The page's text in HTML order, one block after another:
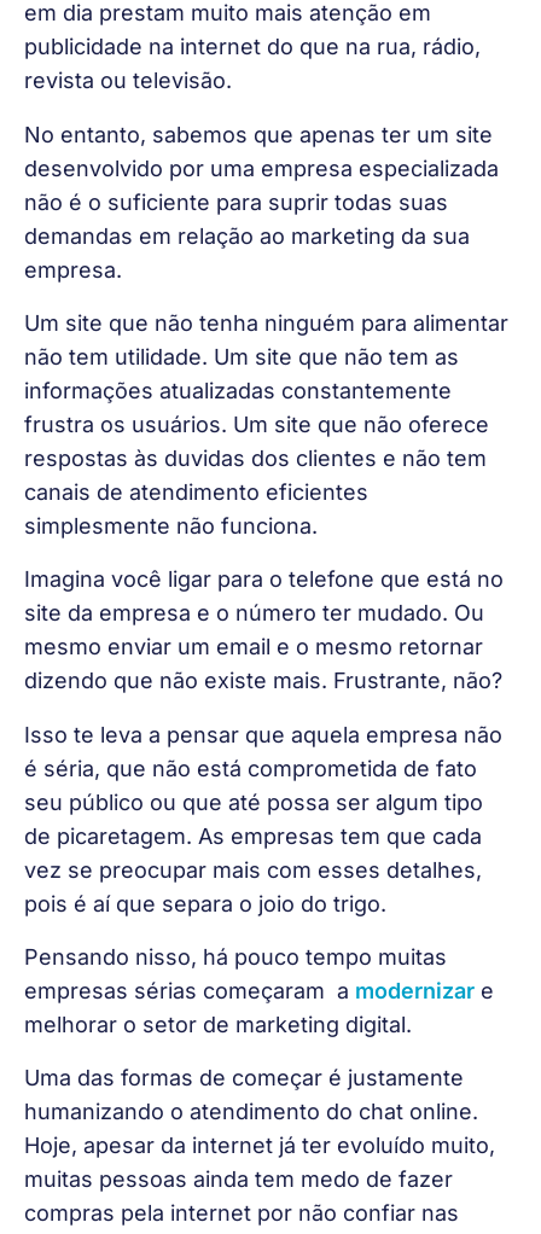
em dia prestam muito mais atenção em
publicidade na internet do que na rua, rádio,
revista ou televisão.
No entanto, sabemos que apenas ter um site
desenvolvido por uma empresa especializada
não é o suficiente para suprir todas suas
demandas em relação ao marketing da sua
empresa.
Um site que não tenha ninguém para alimentar
não tem utilidade. Um site que não tem as
informações atualizadas constantemente
frustra os usuários. Um site que não oferece
respostas às duvidas dos clientes e não tem
canais de atendimento eficientes
simplesmente não funciona.
Imagina você ligar para o telefone que está no
site da empresa e o número ter mudado. Ou
mesmo enviar um email e o mesmo retornar
dizendo que não existe mais. Frustrante, não?
Isso te leva a pensar que aquela empresa não
é séria, que não está comprometida de fato
seu público ou que até possa ser algum tipo
de picaretagem. As empresas tem que cada
vez se preocupar mais com esses detalhes,
pois é aí que separa o joio do trigo.
Pensando nisso, há pouco tempo muitas
empresas sérias começaram  a modernizar e
melhorar o setor de marketing digital.
Uma das formas de começar é justamente
humanizando o atendimento do chat online.
Hoje, apesar da internet já ter evoluído muito,
muitas pessoas ainda tem medo de fazer
compras pela internet por não confiar nas